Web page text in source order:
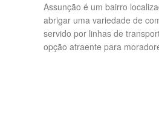
Assunção é um bairro
abrigar uma variedade de
servido por linhas de
opção atraente para